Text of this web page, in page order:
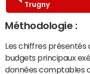
Trugny
Méthodologie :
Les chiffres présentés
budgets principaux
données comptables